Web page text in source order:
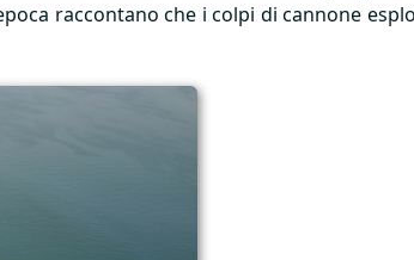
raccontano che i colpi di cannone